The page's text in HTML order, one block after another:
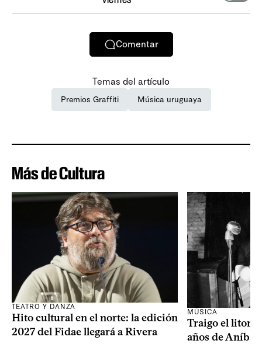
Comentar
Temas del artículo
Premios Graffiti Música uruguaya
Más de Cultura
TEATRO Y DANZA
Hito cultural en el norte: la edición
2027 del Fidae llegará a Rivera
MÚSICA
Traigo el litoral
años de Aníbal